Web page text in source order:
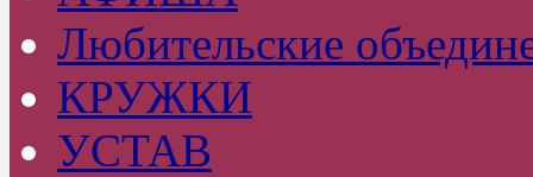
Любительские
КРУЖКИ
УСТАВ